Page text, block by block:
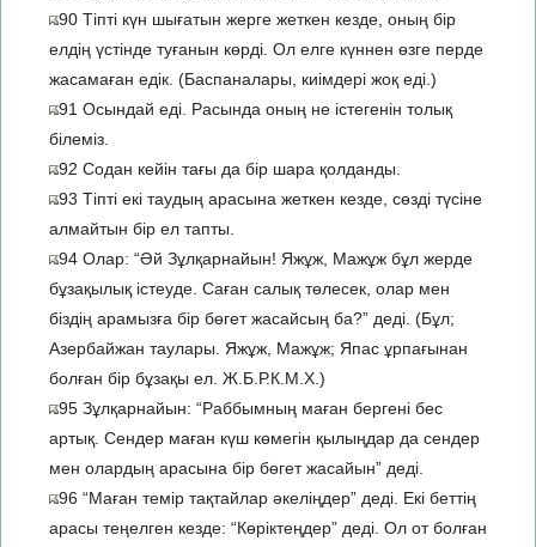
90 Тіпті күн шығатын жерге жеткен кезде, оның бір
елдің үстінде туғанын көрді. Ол елге күннен өзге перде
жасамаған едік. (Баспаналары, киімдері жоқ еді.)
91 Осындай еді. Расында оның не істегенін толық
білеміз.
92 Содан кейін тағы да бір шара қолданды.
93 Тіпті екі таудың арасына жеткен кезде, сөзді түсіне
алмайтын бір ел тапты.
94 Олар: “Әй Зұлқарнайын! Яжұж, Мажұж бұл жерде
бұзақылық істеуде. Саған салық төлесек, олар мен
біздің арамызға бір бөгет жасайсың ба?” деді. (Бұл;
Азербайжан таулары. Яжұж, Мажұж; Япас ұрпағынан
болған бір бұзақы ел. Ж.Б.Р.К.М.Х.)
95 Зұлқарнайын: “Раббымның маған бергені бес
артық. Сендер маған күш көмегін қылыңдар да сендер
мен олардың арасына бір бөгет жасайын” деді.
96 “Маған темір тақтайлар әкеліңдер” деді. Екі беттің
арасы теңелген кезде: “Көріктеңдер” деді. Ол от болған